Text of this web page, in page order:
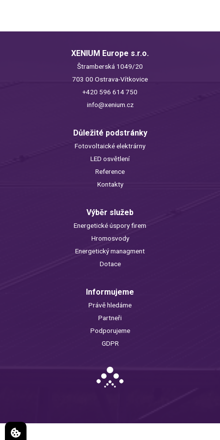
XENIUM Europe s.r.o.
Štramberská 1049/20
703 00 Ostrava-Vítkovice
+420 596 614 750
info@xenium.cz
Důležité podstránky
Fotovoltaické elektrárny
LED osvětlení
Reference
Kontakty
Výběr služeb
Energetické úspory firem
Hromosvody
Energetický managment
Dotace
Informujeme
Právě hledáme
Partneři
Podporujeme
GDPR